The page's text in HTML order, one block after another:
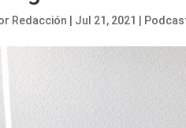
Redacción Jul 21, 2021